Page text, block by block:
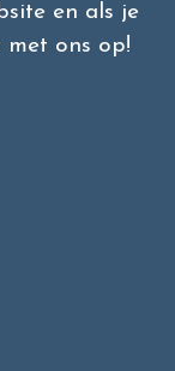
en als je
ons op!